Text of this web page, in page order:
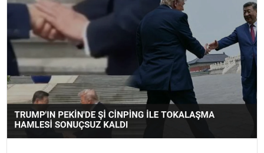
SPOR
TEKNOLOJI
YAŞAM